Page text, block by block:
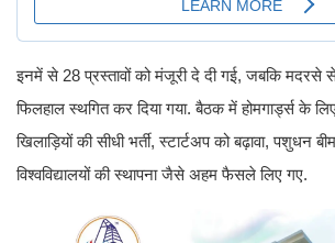
इनमें से 28 प्रस्तावों को मंजूरी दे दी गई, जबकि मदरसे
फिलहाल स्थगित कर दिया गया. बैठक में होमगार्ड्स के
खिलाड़ियों की सीधी भर्ती, स्टार्टअप को बढ़ावा, पशुधन
विश्वविद्यालयों की स्थापना जैसे अहम फैसले लिए गए.